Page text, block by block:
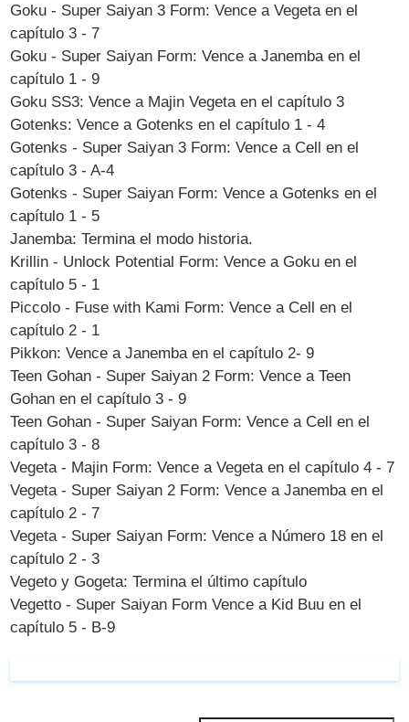
Goku - Super Saiyan 3 Form: Vence a Vegeta en el
capítulo 3 - 7
Goku - Super Saiyan Form: Vence a Janemba en el
capítulo 1 - 9
Goku SS3: Vence a Majin Vegeta en el capítulo 3
Gotenks: Vence a Gotenks en el capítulo 1 - 4
Gotenks - Super Saiyan 3 Form: Vence a Cell en el
capítulo 3 - A-4
Gotenks - Super Saiyan Form: Vence a Gotenks en el
capítulo 1 - 5
Janemba: Termina el modo historia.
Krillin - Unlock Potential Form: Vence a Goku en el
capítulo 5 - 1
Piccolo - Fuse with Kami Form: Vence a Cell en el
capítulo 2 - 1
Pikkon: Vence a Janemba en el capítulo 2- 9
Teen Gohan - Super Saiyan 2 Form: Vence a Teen
Gohan en el capítulo 3 - 9
Teen Gohan - Super Saiyan Form: Vence a Cell en el
capítulo 3 - 8
Vegeta - Majin Form: Vence a Vegeta en el capítulo 4 - 7
Vegeta - Super Saiyan 2 Form: Vence a Janemba en el
capítulo 2 - 7
Vegeta - Super Saiyan Form: Vence a Número 18 en el
capítulo 2 - 3
Vegeto y Gogeta: Termina el último capítulo
Vegetto - Super Saiyan Form Vence a Kid Buu en el
capítulo 5 - B-9